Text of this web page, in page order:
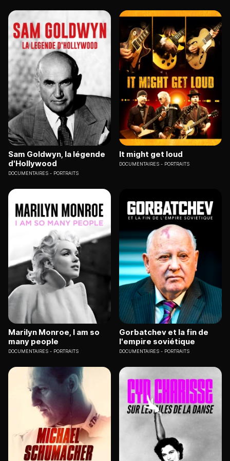
Sam Goldwyn, la légende
d'Hollywood
DOCUMENTAIRES PORTRAITS
It might get loud
DOCUMENTAIRES PORTRAITS
Marilyn Monroe, I am so
many people
DOCUMENTAIRES PORTRAITS
Gorbatchev et la fin de
l'empire soviétique
DOCUMENTAIRES PORTRAITS